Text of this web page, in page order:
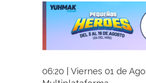
06:20 | Viernes 01 de